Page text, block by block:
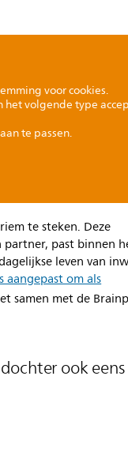
voor cookies.
het volgende type
te passen.
te steken. Deze
partner, past binnen
leven van
om als
samen met de
ook eens